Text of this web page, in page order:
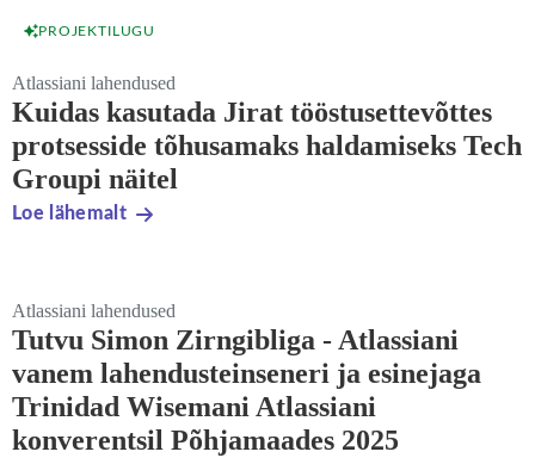
PROJEKTILUGU
Atlassiani lahendused
Kuidas kasutada Jirat tööstusettevõttes
protsesside tõhusamaks haldamiseks Tech
Groupi näitel
Loe lähemalt
Atlassiani lahendused
Tutvu Simon Zirngibliga - Atlassiani
vanem lahendusteinseneri ja esinejaga
Trinidad Wisemani Atlassiani
konverentsil Põhjamaades 2025